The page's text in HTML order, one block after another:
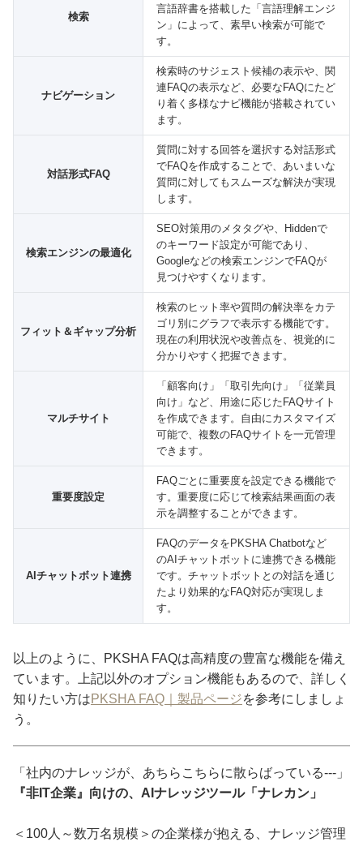
検索
言語辞書を搭載した「言語理解エンジ
ン」によって、素早い検索が可能で
す。
ナビゲーション
検索時のサジェスト候補の表示や、関
連FAQの表示など、必要なFAQにたど
り着く多様なナビ機能が搭載されてい
ます。
対話形式FAQ
質問に対する回答を選択する対話形式
でFAQを作成することで、あいまいな
質問に対してもスムーズな解決が実現
します。
検索エンジンの最適化
SEO対策用のメタタグや、Hiddenで
のキーワード設定が可能であり、
Googleなどの検索エンジンでFAQが
見つけやすくなります。
フィット＆ギャップ分析
検索のヒット率や質問の解決率をカテ
ゴリ別にグラフで表示する機能です。
現在の利用状況や改善点を、視覚的に
分かりやすく把握できます。
マルチサイト
「顧客向け」「取引先向け」「従業員
向け」など、用途に応じたFAQサイト
を作成できます。自由にカスタマイズ
可能で、複数のFAQサイトを一元管理
できます。
重要度設定
FAQごとに重要度を設定できる機能で
す。重要度に応じて検索結果画面の表
示を調整することができます。
AIチャットボット連携
FAQのデータをPKSHA Chatbotなど
のAIチャットボットに連携できる機能
です。チャットボットとの対話を通じ
たより効果的なFAQ対応が実現しま
す。
以上のように、PKSHA FAQは高精度の豊富な機能を備え
ています。上記以外のオプション機能もあるので、詳しく
知りたい方はPKSHA FAQ｜製品ページを参考にしましょ
う。
「社内のナレッジが、あちらこちらに散らばっている---」
『非IT企業』向けの、AIナレッジツール「ナレカン」
＜100人～数万名規模＞の企業様が抱える、ナレッジ管理